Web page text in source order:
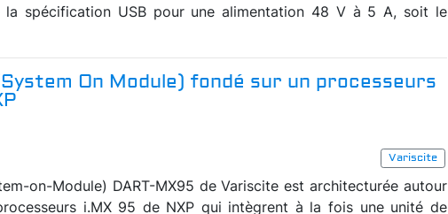
la spécification USB pour une alimentation 48 V à 5 A, soit le
On Module) fondé sur un processeurs
Variscite
on-Module) DART-MX95 de Variscite est architecturée autour
i.MX 95 de NXP qui intègrent à la fois une unité de